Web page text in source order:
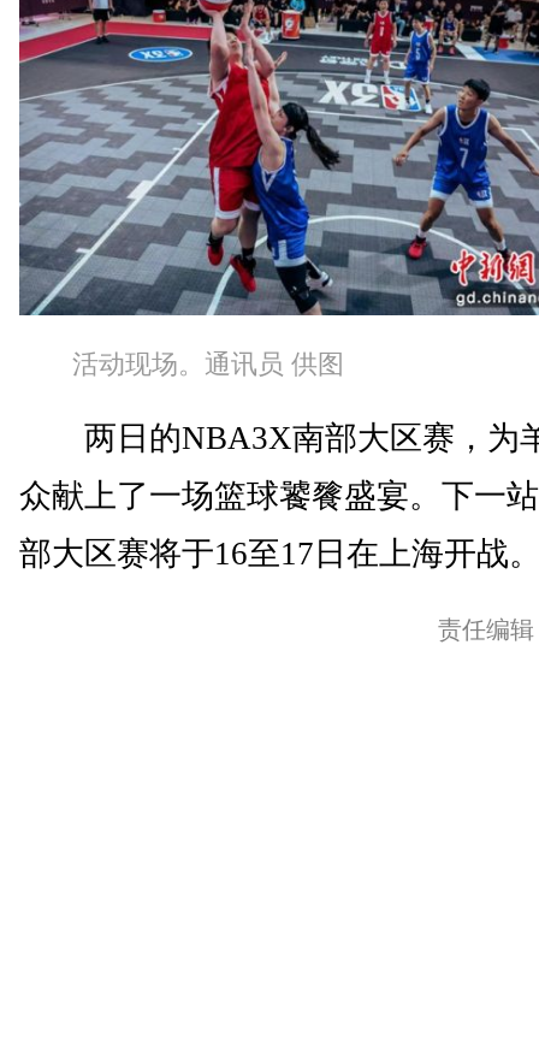
活动现场。通讯员 供图
两日的NBA3X南部大区赛，为
众献上了一场篮球饕餮盛宴。下一
部大区赛将于16至17日在上海开战
责任编